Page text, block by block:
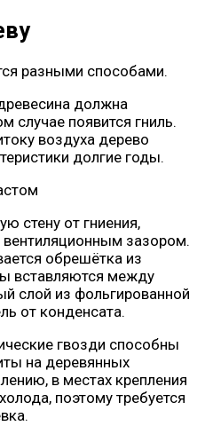
разными способами.
должна
случае появится гниль.
воздуха дерево
долгие годы.
стену от гниения,
вентиляционным зазором.
обрешётка из
вставляются между
слой из фольгированной
от конденсата.
гвозди способны
на деревянных
в местах крепления
поэтому требуется